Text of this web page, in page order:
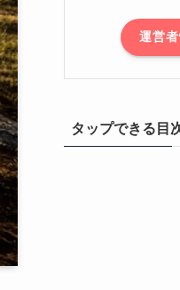
運営
タップできる目